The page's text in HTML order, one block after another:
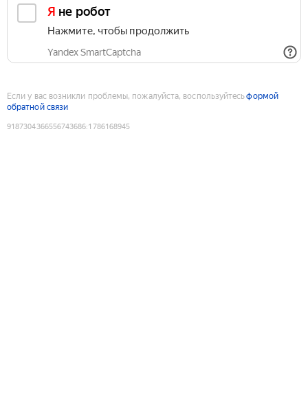
Я не робот
Нажмите, чтобы продолжить
Yandex SmartCaptcha
Если у вас возникли проблемы, пожалуйста, воспользуйтесьформой
обратной связи
9187304366556743686:1786168945